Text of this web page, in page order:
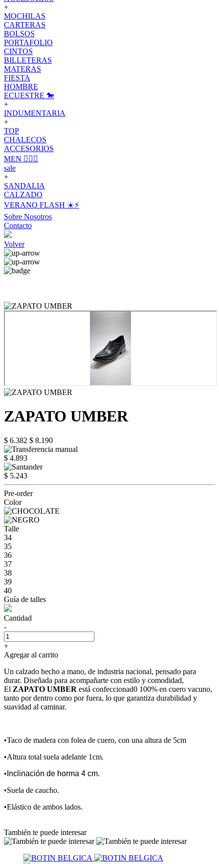
+
MOCHILAS
CARTERAS
BOLSOS
PORTAFOLIO
CINTOS
BILLETERAS
MATERAS
FIESTA
HOMBRE
ECUESTRE 🐎
+
INDUMENTARIA
+
TOP
CHALECOS
ACCESORIOS
MEN 🙋🏽‍♂️
sale
+
SANDALIA
CALZADO
VERANO FLASH ☀️⚡️
Sobre Nosotros
Contacto
Volver
ZAPATO UMBER
$ 6.382 $ 8.190
$ 4.893
$ 5.243
Pre-order
Color
Talle
34
35
36
37
38
39
40
Guía de talles
Cantidad
-
+
Agregar al carrito
Un calzado hecho a mano, de industria nacional, pensado para
durar. Diseñada para acompañarte con estilo y comodidad,
El ZAPATO UMBER está confeccionad0 100% en cuero vacuno,
tanto por dentro como por fuera, lo que garantiza durabilidad y
suavidad al caminar.
•Taco de madera con folea de cuero, con una altura de 5cm
•Altura total suela adelante 1cm.
• Inclinación de horma 4 cm.
•Suela de caucho.
•Elástico de ambos lados.
También te puede interesar